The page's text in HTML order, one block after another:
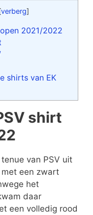
verberg]
2021/2022
shirts van EK
shirt
van PSV uit
een zwart
het
daar
een volledig rood